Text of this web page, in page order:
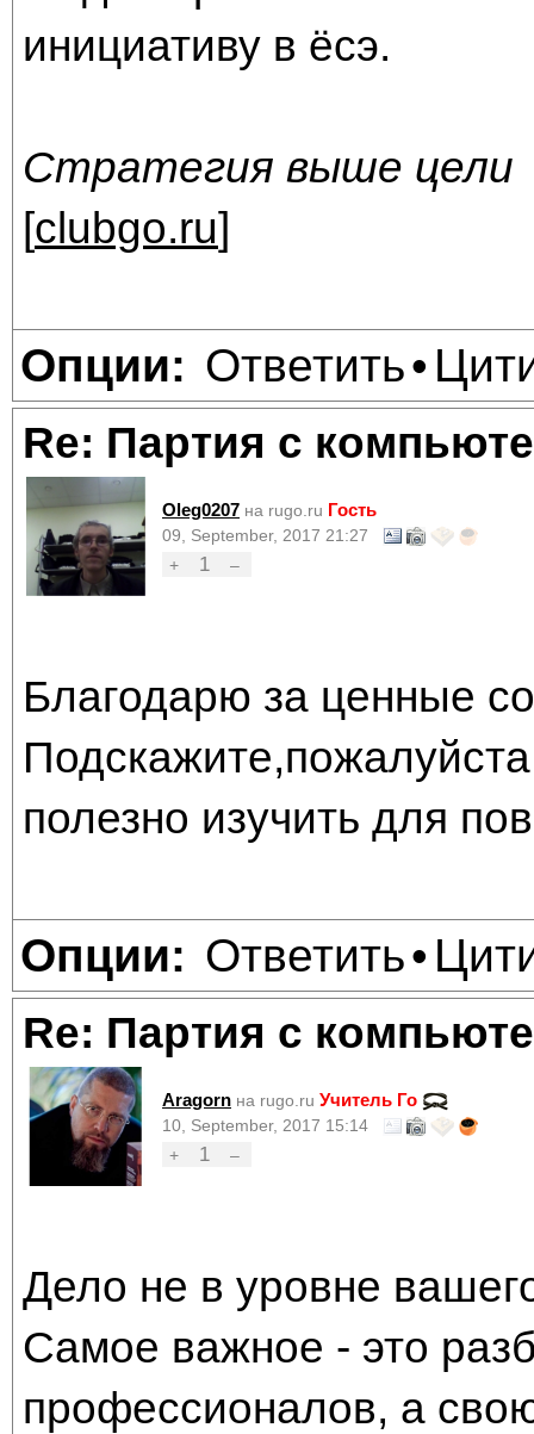
инициативу в ёсэ.
Стратегия выше цели
[clubgo.ru]
Опции: Ответить•
Re: Партия с
Oleg0207 на rugo.ru Гость
09, September, 2017 21:27
+
1 –
Благодарю за ценные
полезно изучить для
Опции: Ответить•
Re: Партия с
Aragorn на rugo.ru Учитель Го
10, September, 2017 15:14
+
1 –
Дело не в уровне
Самое важное - это
профессионалов, а